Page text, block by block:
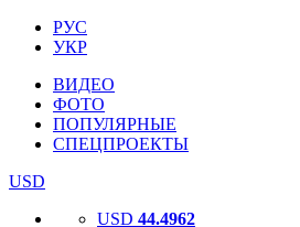
РУС
УКР
ВИДЕО
ФОТО
ПОПУЛЯРНЫЕ
СПЕЦПРОЕКТЫ
USD
USD 44.4962